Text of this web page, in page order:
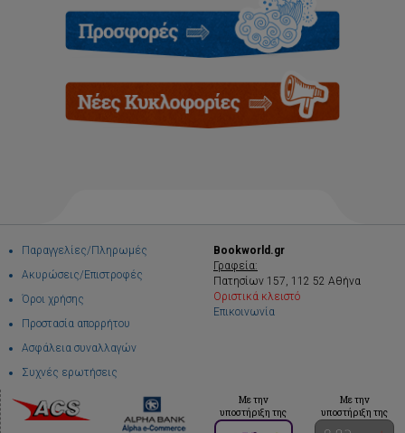
Παραγγελίες/Πληρωμές
Ακυρώσεις/Επιστροφές
Όροι χρήσης
Προστασία απορρήτου
Ασφάλεια συναλλαγών
Συχνές ερωτήσεις
Bookworld.gr
Γραφεία:
Πατησίων 157, 112 52 Αθήνα
Οριστικά κλειστό
Επικοινωνία
Με την
υποστήριξη της
Με την
υποστήριξη της